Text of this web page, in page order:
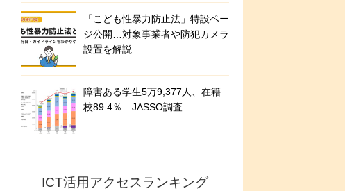
「こども性暴力防止法」特設ペー
ジ公開…対象事業者や防犯カメラ
設置を解説
障害ある学生5万9,377人、在籍
校89.4％…JASSO調査
ICT活用アクセスランキング